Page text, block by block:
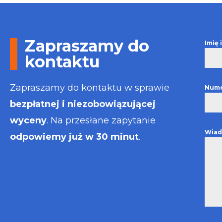
wystawiona
Zapraszamy do
kontaktu
Zapraszamy do kontaktu w sprawie
bezpłatnej i niezobowiązującej
wyceny. Na przesłane zapytanie
odpowiemy już w 30 minut.
Imię